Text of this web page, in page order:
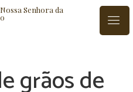
Senhora da
grãos de